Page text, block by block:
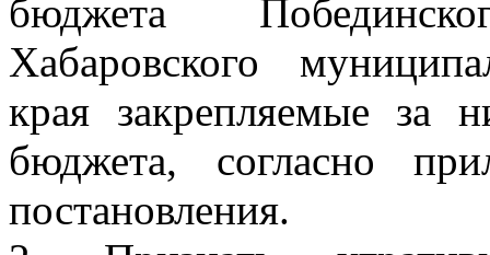
бюджета
Хабаровского
края закрепляемые за
бюджета, согласно
постановления.